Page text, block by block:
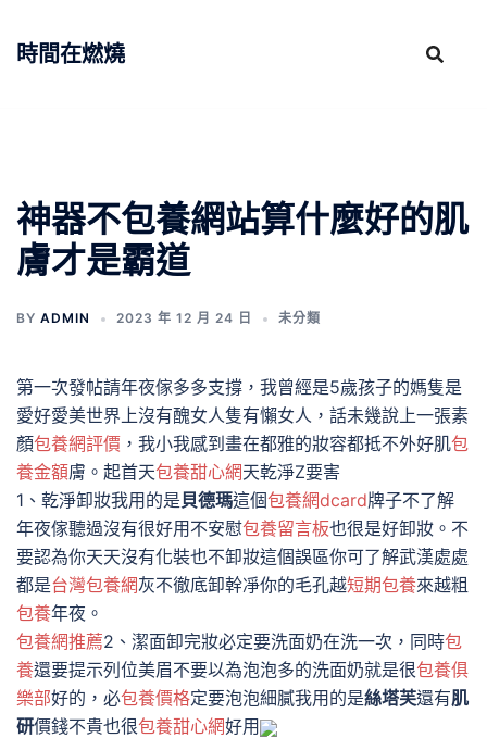
時間在燃燒
神器不包養網站算什麼好的肌
膚才是霸道
BY ADMIN 2023 年 12 月 24 日 未分類
第一次發帖請年夜傢多多支撐，我曾經是5歲孩子的媽隻是
愛好愛美世界上沒有醜女人隻有懶女人，話未幾說上一張素
顏包養網評價 ，我小我感到畫在都雅的妝容都抵不外好肌包
養金額膚。起首天包養甜心網天乾淨Z要害
1、乾淨卸妝我用的是貝德瑪這個包養網dcard牌子不了解
年夜傢聽過沒有很好用不安慰包養留言板也很是好卸妝。不
要認為你天天沒有化裝也不卸妝這個誤區你可了解武漢處處
都是台灣包養網灰不徹底卸幹凈你的毛孔越短期包養來越粗
包養年夜。
包養網推薦2、潔面卸完妝必定要洗面奶在洗一次，同時包
養還要提示列位美眉不要以為泡泡多的洗面奶就是很包養俱
樂部好的，必包養價格定要泡泡細膩我用的是絲塔芙還有肌
研價錢不貴也很包養甜心網好用